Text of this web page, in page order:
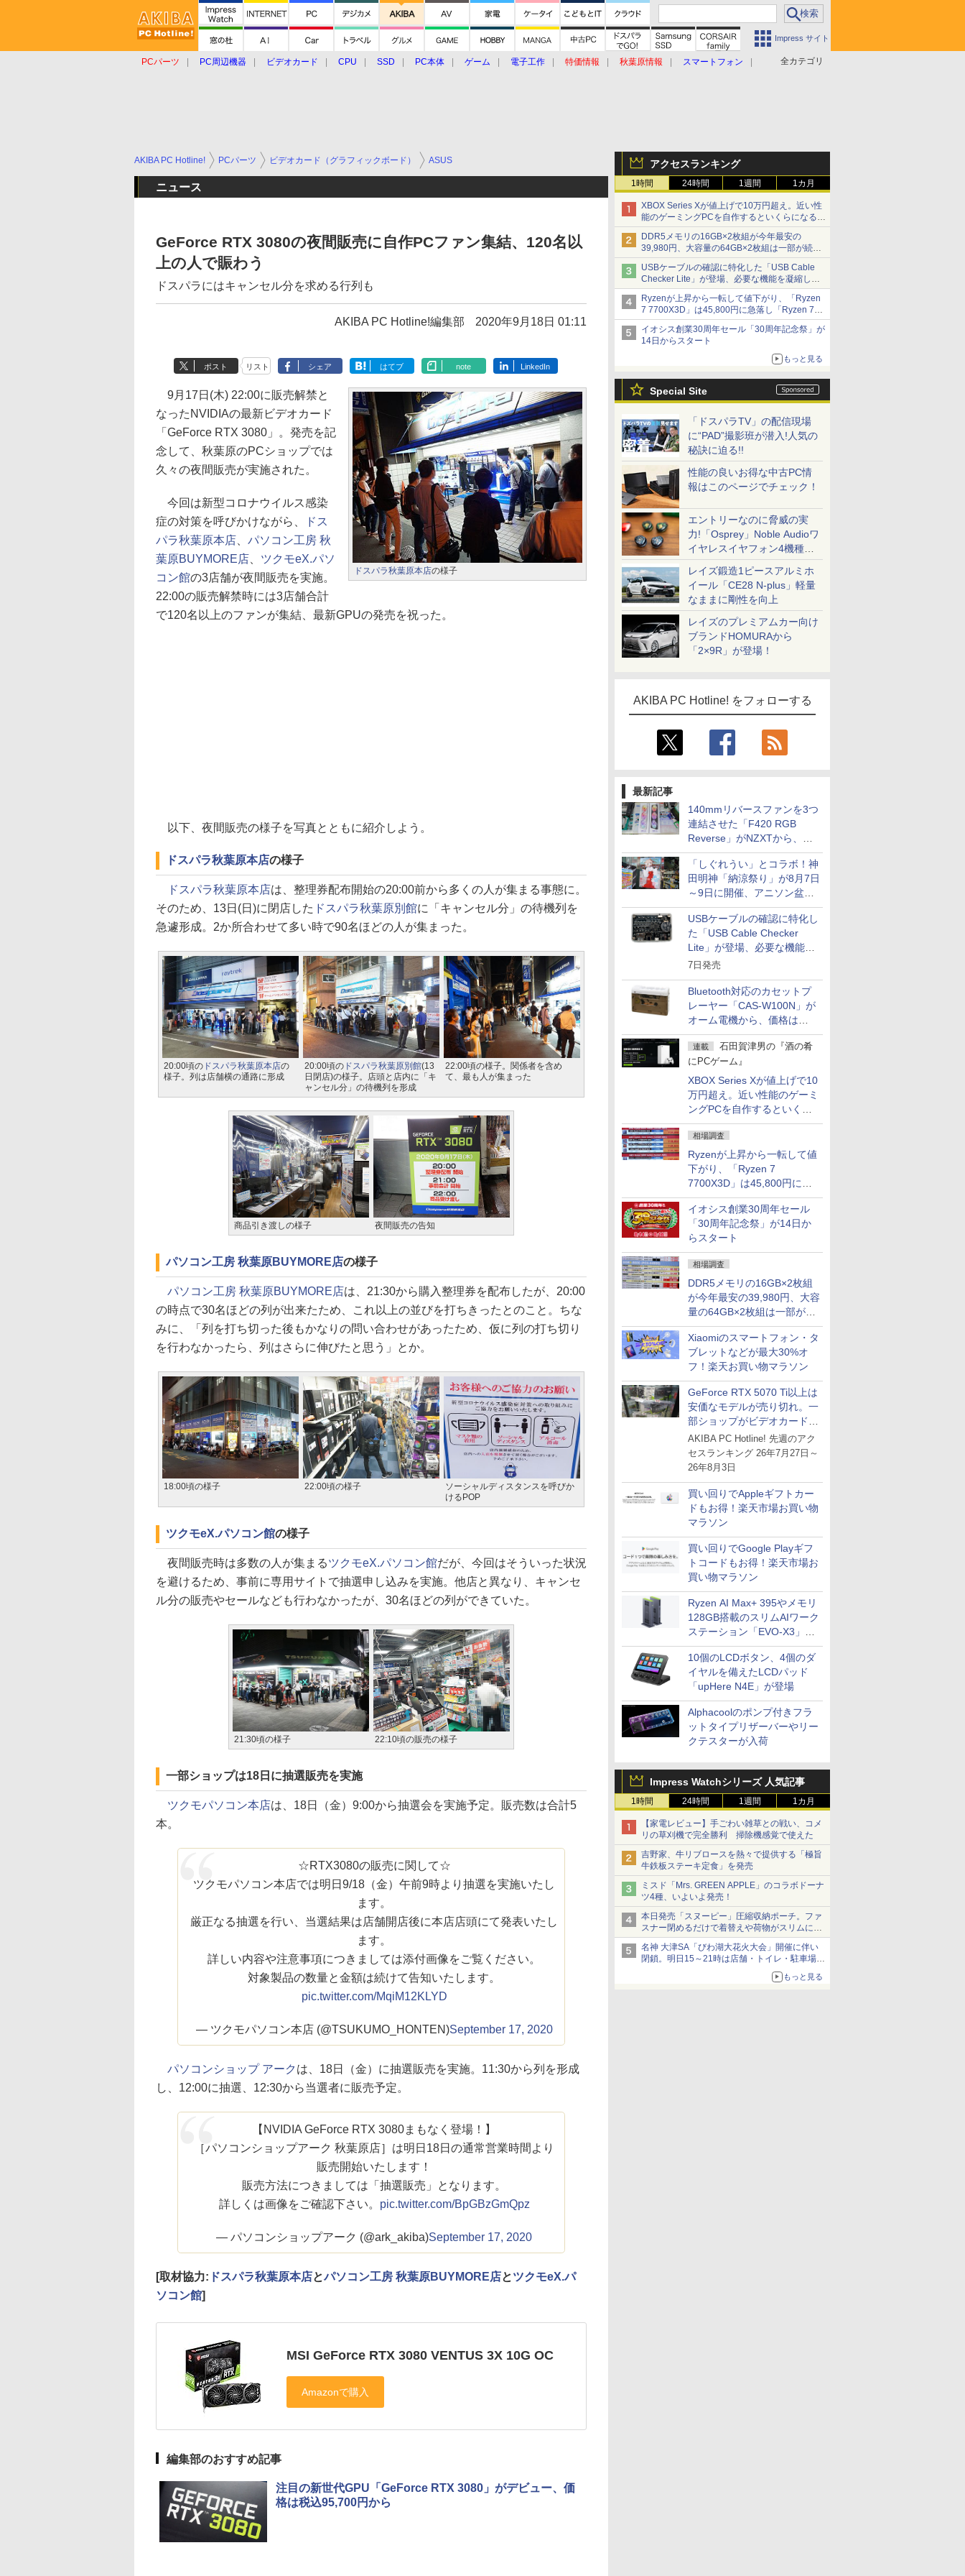
Impress サイト
全カテゴリ
PCパーツ PC周辺機器 ビデオカード CPU SSD PC本体 ゲーム 電子工作 特価情報 秋葉原情報
スマートフォン
アクセスランキング
1時間 24時間 1週間 1カ月
XBOX Series Xが値上げで10万円超え。近い性
能のゲーミングPCを自作するといくらになる？
【石田賀津男の『酒の肴にPCゲーム』】
DDR5メモリの16GB×2枚組が今年最安の
39,980円、大容量の64GB×2枚組は一部が続騰
[8月前半のメモリ価格]
USBケーブルの確認に特化した「USB Cable
Checker Lite」が登場、必要な機能を凝縮しコ
ンパクトに 7日発売
Ryzenが上昇から一転して値下がり、「Ryzen
7 7700X3D」は45,800円に急落し「Ryzen 7
7800X3D」との価格逆転解消 [8月前半のCPU
価格]
イオシス創業30周年セール「30周年記念祭」が
14日からスタート
もっと見る
Special Site
「ドスパラTV」の配信現場
に“PAD”撮影班が潜入!人気の
秘訣に迫る!!
性能の良いお得な中古PC情
報はこのページでチェック！
エントリーなのに脅威の実
力!「Osprey」Noble Audioワ
イヤレスイヤフォン4機種を
一気に聴く
レイズ鍛造1ピースアルミホ
イール「CE28 N-plus」軽量
なままに剛性を向上
レイズのプレミアムカー向け
ブランドHOMURAから
「2×9R」が登場！
AKIBA PC Hotline! をフォローする
最新記事
140mmリバースファンを3つ
連結させた「F420 RGB
Reverse」がNZXTから、単
一フレーム採用
「しぐれうい」とコラボ！神
田明神「納涼祭り」が8月7日
～9日に開催、アニソン盆踊
りや屋台グルメなどもあり
USBケーブルの確認に特化し
た「USB Cable Checker
Lite」が登場、必要な機能を
凝縮しコンパクトに
7日発売
Bluetooth対応のカセットプ
レーヤー「CAS-W100N」が
オーム電機から、価格は
5,940円
連載
石田賀津男の『酒の肴
にPCゲーム』
XBOX Series Xが値上げで10
万円超え。近い性能のゲーミ
ングPCを自作するといくら
になる？
相場調査
Ryzenが上昇から一転して値
下がり、「Ryzen 7
7700X3D」は45,800円に急
落し「Ryzen 7 7800X3D」
との価格逆転解消 [8月前半の
CPU価格]
イオシス創業30周年セール
「30周年記念祭」が14日か
らスタート
相場調査
DDR5メモリの16GB×2枚組
が今年最安の39,980円、大容
量の64GB×2枚組は一部が続
騰 [8月前半のメモリ価格]
Xiaomiのスマートフォン・タ
ブレットなどが最大30%オ
フ！楽天お買い物マラソン
GeForce RTX 5070 Ti以上は
安価なモデルが売り切れ。一
部ショップがビデオカードの
購入制限を実施したニュース
が注目を集める
AKIBA PC Hotline! 先週のアク
セスランキング 26年7月27日～
26年8月3日
買い回りでAppleギフトカー
ドもお得！楽天市場お買い物
マラソン
買い回りでGoogle Playギフ
トコードもお得！楽天市場お
買い物マラソン
Ryzen AI Max+ 395やメモリ
128GB搭載のスリムAIワーク
ステーション「EVO-X3」が
GMKtecから
10個のLCDボタン、4個のダ
イヤルを備えたLCDパッド
「upHere N4E」が登場
Alphacoolのポンプ付きフラ
ットタイプリザーバーやリー
クテスターが入荷
Impress Watchシリーズ 人気記事
1時間 24時間 1週間 1カ月
【家電レビュー】手ごわい雑草との戦い、コメ
リの草刈機で完全勝利 掃除機感覚で使えた
吉野家、牛リブロースを熱々で提供する「極旨
牛鉄板ステーキ定食」を発売
ミスド「Mrs. GREEN APPLE」のコラボドーナ
ツ4種、いよいよ発売！
本日発売「スヌーピー」圧縮収納ポーチ。ファ
スナー閉めるだけで着替えや荷物がスリムにま
とまる
名神 大津SA「びわ湖大花火大会」開催に伴い
閉鎖。明日15～21時は店舗・トイレ・駐車場の
もっと見る
AKIBA PC Hotline! PCパーツ ビデオカード（グラフィックボード） ASUS
ニュース
GeForce RTX 3080の夜間販売に自作PCファン集結、120名以
上の人で賑わう
ドスパラにはキャンセル分を求める行列も
AKIBA PC Hotline!編集部 2020年9月18日 01:11
ポスト リスト シェア はてブ note LinkedIn
ドスパラ秋葉原本店の様子
9月17日(木) 22:00に販売解禁と
なったNVIDIAの最新ビデオカード
「GeForce RTX 3080」。発売を記
念して、秋葉原のPCショップでは
久々の夜間販売が実施された。
今回は新型コロナウイルス感染
症の対策を呼びかけながら、
ドス
パラ秋葉原本店
パソコン工房 秋
葉原BUYMORE店
ツクモeX.パソ
コン館の3店舗が夜間販売を実施。
22:00の販売解禁時には3店舗合計
で120名以上のファンが集結、最新GPUの発売を祝った。
以下、夜間販売の様子を写真とともに紹介しよう。
ドスパラ秋葉原本店の様子
ドスパラ秋葉原本店は、整理券配布開始の20:00前から多くの人が集まる事態に。
そのため、13日(日)に閉店した ドスパラ秋葉原別館に「キャンセル分」の待機列を
急遽形成。2か所合わせて多い時で90名ほどの人が集まった。
20:00頃の ドスパラ秋葉原本店の
様子。列は店舗横の通路に形成
20:00頃の ドスパラ秋葉原別館(13
日閉店)の様子。店頭と店内に「キ
ャンセル分」の待機列を形成
22:00頃の様子。関係者を含め
て、最も人が集まった
商品引き渡しの様子 夜間販売の告知
パソコン工房 秋葉原BUYMORE店の様子
パソコン工房 秋葉原BUYMORE店は、21:30から購入整理券を配布したが、20:00
の時点で30名ほどの列が出来たため、これ以上の並びを打ちきったとのこと。ちな
みに、「列を打ち切った後もかなりの問い合わせがあったため、仮に列の打ち切り
を行わなかったら、列はさらに伸びたと思う」とか。
18:00頃の様子 22:00頃の様子
ソーシャルディスタンスを呼びか
けるPOP
ツクモeX.パソコン館の様子
夜間販売時は多数の人が集まるツクモeX.パソコン館だが、今回はそういった状況
を避けるため、事前に専用サイトで抽選申し込みを実施。他店と異なり、キャンセ
ル分の販売やセールなども行わなかったが、30名ほどの列ができていた。
21:30頃の様子 22:10頃の販売の様子
一部ショップは18日に抽選販売を実施
ツクモパソコン本店は、18日（金）9:00から抽選会を実施予定。販売数は合計5
本。
☆RTX3080の販売に関して☆
ツクモパソコン本店では明日9/18（金）午前9時より抽選を実施いたし
ます。
厳正なる抽選を行い、当選結果は店舗開店後に本店店頭にて発表いたし
ます。
詳しい内容や注意事項につきましては添付画像をご覧ください。
対象製品の数量と金額は続けて告知いたします。
pic.twitter.com/MqiM12KLYD
— ツクモパソコン本店 (@TSUKUMO_HONTEN)September 17, 2020
パソコンショップ アーク は、18日（金）に抽選販売を実施。11:30から列を形成
し、12:00に抽選、12:30から当選者に販売予定。
【NVIDIA GeForce RTX 3080まもなく登場！】
［パソコンショップアーク 秋葉原店］は明日18日の通常営業時間より
販売開始いたします！
販売方法につきましては「抽選販売」となります。
詳しくは画像をご確認下さい。 pic.twitter.com/BpGBzGmQpz
— パソコンショップアーク (@ark_akiba)September 17, 2020
[取材協力: ドスパラ秋葉原本店とパソコン工房 秋葉原BUYMORE店とツクモeX.パ
ソコン館]
MSI GeForce RTX 3080 VENTUS 3X 10G OC
編集部のおすすめ記事
注目の新世代GPU「GeForce RTX 3080」がデビュー、価
格は税込95,700円から